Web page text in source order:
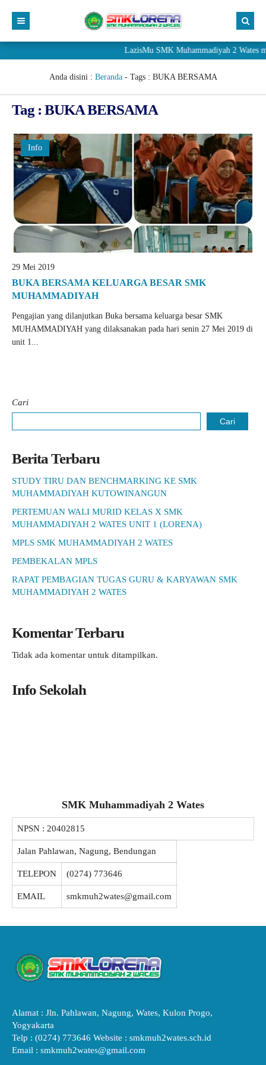
LazisMu SMK Muhammadiyah 2 Wates
Anda disini : Beranda- Tags : BUKA BERSAMA
Tag : BUKA BERSAMA
Info
29 Mei 2019
BUKA BERSAMA KELUARGA BESAR SMK
MUHAMMADIYAH
Pengajian yang dilanjutkan Buka bersama keluarga besar SMK
MUHAMMADIYAH yang dilaksanakan pada hari senin 27 Mei 2019 di
unit 1...
Cari
Cari
Berita Terbaru
STUDY TIRU DAN BENCHMARKING KE SMK
MUHAMMADIYAH KUTOWINANGUN
PERTEMUAN WALI MURID KELAS X SMK
MUHAMMADIYAH 2 WATES UNIT 1 (LORENA)
MPLS SMK MUHAMMADIYAH 2 WATES
PEMBEKALAN MPLS
RAPAT PEMBAGIAN TUGAS GURU & KARYAWAN SMK
MUHAMMADIYAH 2 WATES
Komentar Terbaru
Tidak ada komentar untuk ditampilkan.
Info Sekolah
SMK Muhammadiyah 2 Wates
NPSN : 20402815
Jalan Pahlawan, Nagung, Bendungan
TELEPON (0274) 773646
EMAIL smkmuh2wates@gmail.com
Alamat : Jln. Pahlawan, Nagung, Wates, Kulon Progo,
Yogyakarta
Telp : (0274) 773646 Website : smkmuh2wates.sch.id
Email : smkmuh2wates@gmail.com